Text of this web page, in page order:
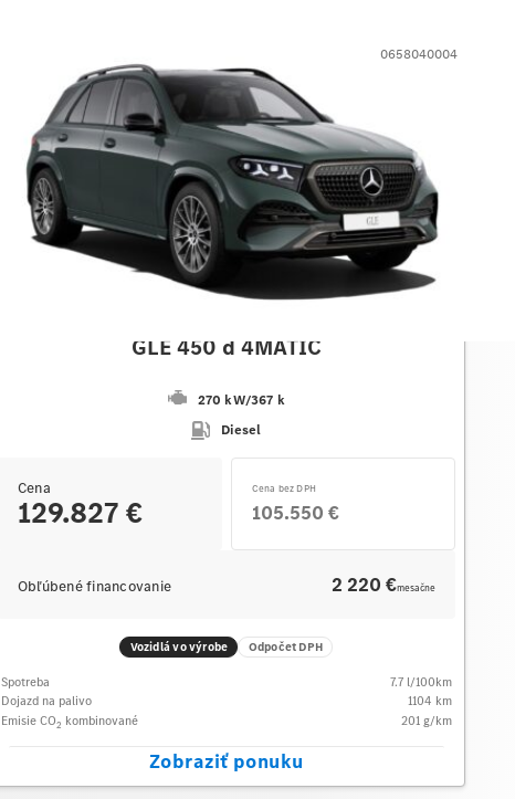
GLE 450 d 4MATIC
270 kW/367 k
Diesel
0658040004
Cena
129.827 €
Cena bez DPH
105.550 €
Obľúbené financovanie 2 220 €mesačne
Vozidlá vo výrobe Odpočet DPH
Spotreba 7.7 l/100km
Dojazd na palivo
1104 km
Emisie CO2 kombinované 201 g/km
Zobraziť ponuku